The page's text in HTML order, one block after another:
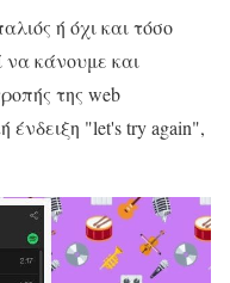
ή όχι και τόσο
να κάνουμε και
της web
"let's try again",